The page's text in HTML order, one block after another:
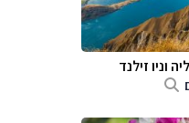
וניו זילנד